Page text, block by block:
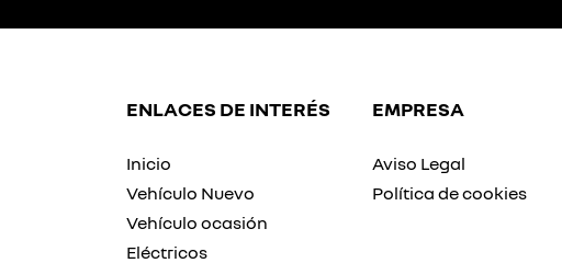
ENLACES DE INTERÉS
Inicio
Vehículo Nuevo
Vehículo ocasión
Eléctricos
EMPRESA
Aviso Legal
Política de cookies